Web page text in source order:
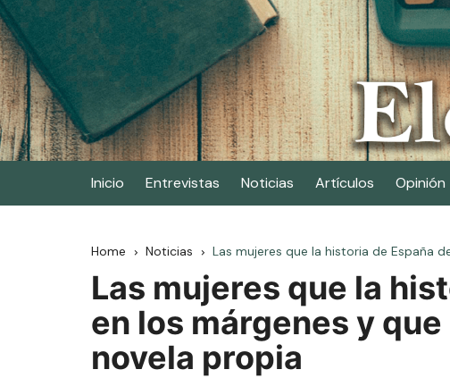
Skip
to
content
Elescritor.es
El periódico digital de los escritores
Inicio Entrevistas Noticias Artículos Opinión
Home Noticias Las mujeres que la historia de España
Las mujeres que la
en los márgenes y
novela propia